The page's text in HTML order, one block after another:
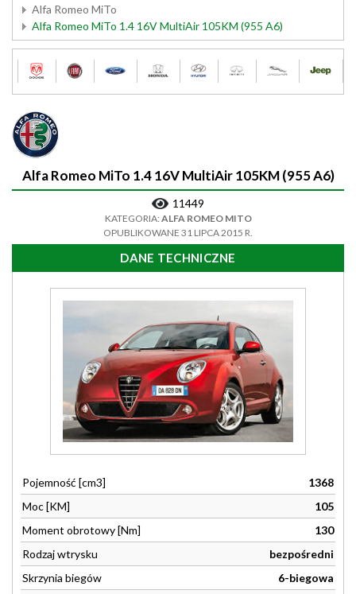
Alfa Romeo MiTo
Alfa Romeo MiTo 1.4 16V MultiAir 105KM (955 A6)
Alfa Romeo MiTo 1.4 16V MultiAir 105KM (955 A6)
11449
KATEGORIA: ALFA ROMEO MITO
OPUBLIKOWANE 31 LIPCA 2015 R.
DANE TECHNICZNE
Pojemność [cm3]
1368
Moc [KM]
105
Moment obrotowy [Nm]
130
Rodzaj wtrysku
bezpośredni
Skrzynia biegów
6-biegowa